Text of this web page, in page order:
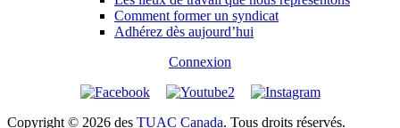
Comment former un syndicat
Adhérez dès aujourd’hui
Connexion
Copyright © 2026 des TUAC Canada. Tous droits réservés.